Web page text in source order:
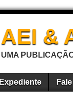
AEI &
UMA
Expediente